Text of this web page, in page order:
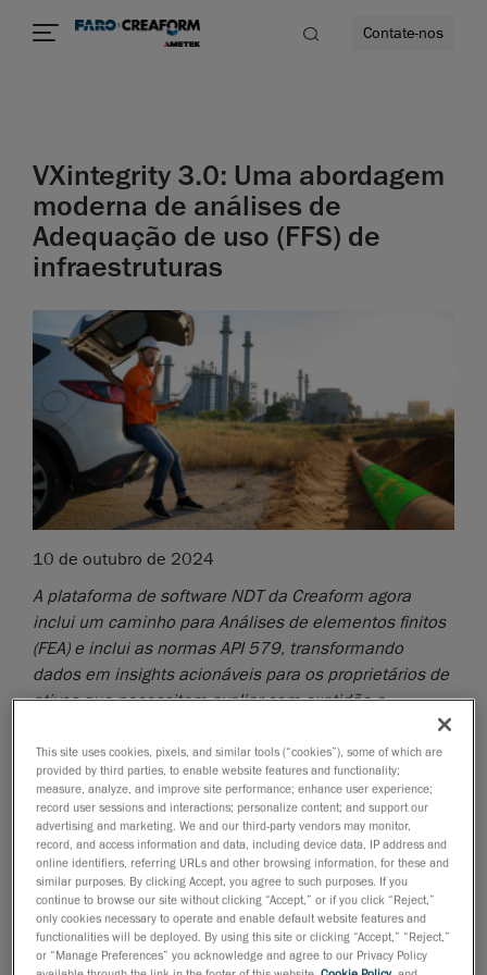
mais
Contate-nos
VXintegrity 3.0: Uma abordagem
moderna de análises de
Adequação de uso (FFS) de
infraestruturas
10 de outubro de 2024
A plataforma de software NDT da Creaform agora
inclui um caminho para Análises de elementos finitos
(FEA) e inclui as normas API 579, transformando
dados em insights acionáveis para os proprietários de
ativos que necessitam avaliar com exatidão a
Lévis, Québec, 10 de outubro de 2024 —Creaform,
uma empresa da AMETEK, Inc. fornecedora mundial
desoluções de medição 3D portáteise
automatizadas, anunciou hoje o lançamento do
VXintegrity 3.0, que introduz novas e importantes
funcionalidades que ajudam a realizar avaliações de
adequação de uso (FFS) de infraestruturas de petróleo
e gás. A última versão do software NDT da Creaform
This site uses cookies, pixels, and similar tools (“cookies”), some of which are
provided by third parties, to enable website features and functionality;
measure, analyze, and improve site performance; enhance user experience;
record user sessions and interactions; personalize content; and support our
advertising and marketing. We and our third-party vendors may monitor,
record, and access information and data, including device data, IP address and
online identifiers, referring URLs and other browsing information, for these and
similar purposes. By clicking Accept, you agree to such purposes. If you
continue to browse our site without clicking “Accept,” or if you click “Reject,”
only cookies necessary to operate and enable default website features and
functionalities will be deployed. By using this site or clicking “Accept,” “Reject,”
or “Manage Preferences” you acknowledge and agree to our Privacy Policy